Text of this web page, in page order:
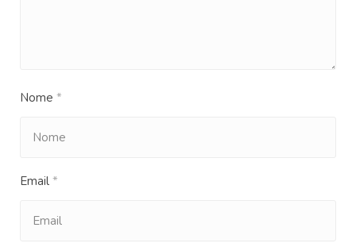
Nome *
Email *